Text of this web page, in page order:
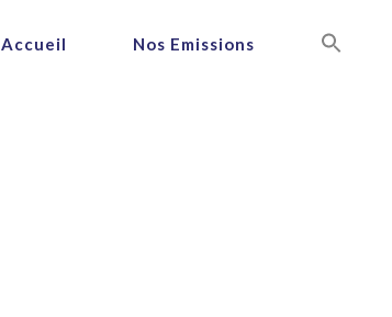
Accueil Nos Emissions